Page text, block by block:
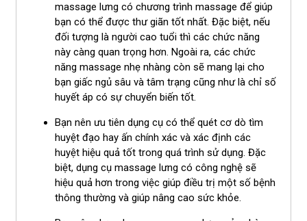
massage lưng có chương trình massage để giúp
bạn có thể được thư giãn tốt nhất. Đặc biệt, nếu
đối tượng là người cao tuổi thì các chức năng
này càng quan trọng hơn. Ngoài ra, các chức
năng massage nhẹ nhàng còn sẽ mang lại cho
bạn giấc ngủ sâu và tâm trạng cũng như là chỉ số
huyết áp có sự chuyển biến tốt.
Bạn nên ưu tiên dụng cụ có thể quét cơ dò tìm
huyệt đạo hay ấn chính xác và xác định các
huyệt hiệu quả tốt trong quá trình sử dụng. Đặc
biệt, dụng cụ massage lưng có công nghệ sẽ
hiệu quả hơn trong việc giúp điều trị một số bệnh
thông thường và giúp nâng cao sức khỏe.